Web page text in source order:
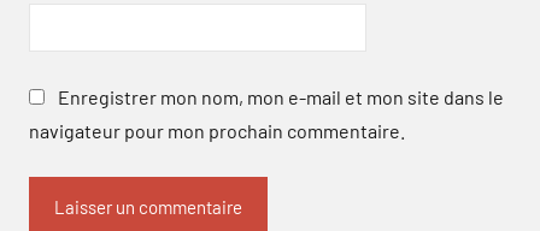
Enregistrer mon nom, mon e-mail et mon site dans le
navigateur pour mon prochain commentaire.